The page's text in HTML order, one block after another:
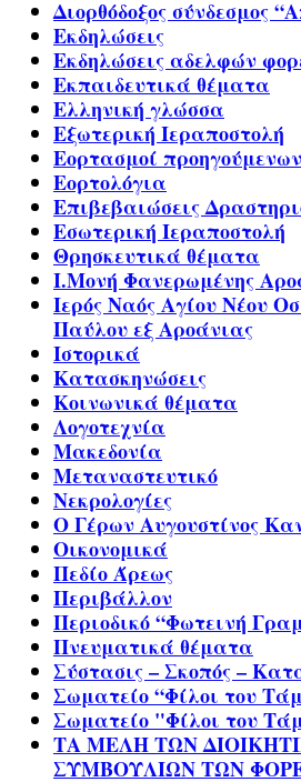
Διορθόδοξος σύνδεσμος
Εκδηλώσεις
Εκδηλώσεις αδελφών
Εκπαιδευτικά θέματα
Ελληνική γλώσσα
Εξωτερική Ιεραποστολή
Εορτασμοί
Εορτολόγια
Επιβεβαιώσεις
Εσωτερική Ιεραποστολή
Θρησκευτικά θέματα
Ι.Μονή Φανερωμένης
Ιερός Ναός Αγίου Νέου
Παύλου εξ Αροάνιας
Ιστορικά
Κατασκηνώσεις
Κοινωνικά θέματα
Λογοτεχνία
Μακεδονία
Μεταναστευτικό
Νεκρολογίες
Ο Γέρων Αυγουστίνος
Οικονομικά
Πεδίο Άρεως
Περιβάλλον
Περιοδικό “Φωτεινή
Πνευματικά θέματα
Σύστασις – Σκοπός –
Σωματείο “Φίλοι του
Σωματείο "Φίλοι του
ΤΑ ΜΕΛΗ ΤΩΝ
ΣΥΜΒΟΥΛΙΩΝ ΤΩΝ